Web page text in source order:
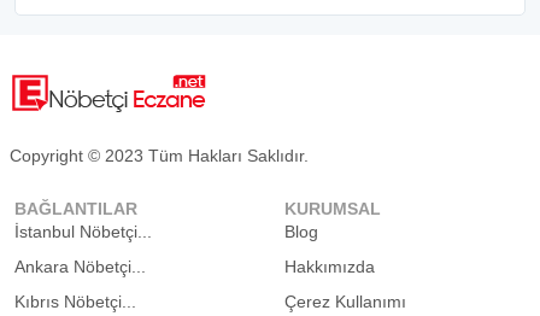
Copyright © 2023 Tüm Hakları Saklıdır.
BAĞLANTILAR
İstanbul Nöbetçi...
Ankara Nöbetçi...
Kıbrıs Nöbetçi...
KURUMSAL
Blog
Hakkımızda
Çerez Kullanımı